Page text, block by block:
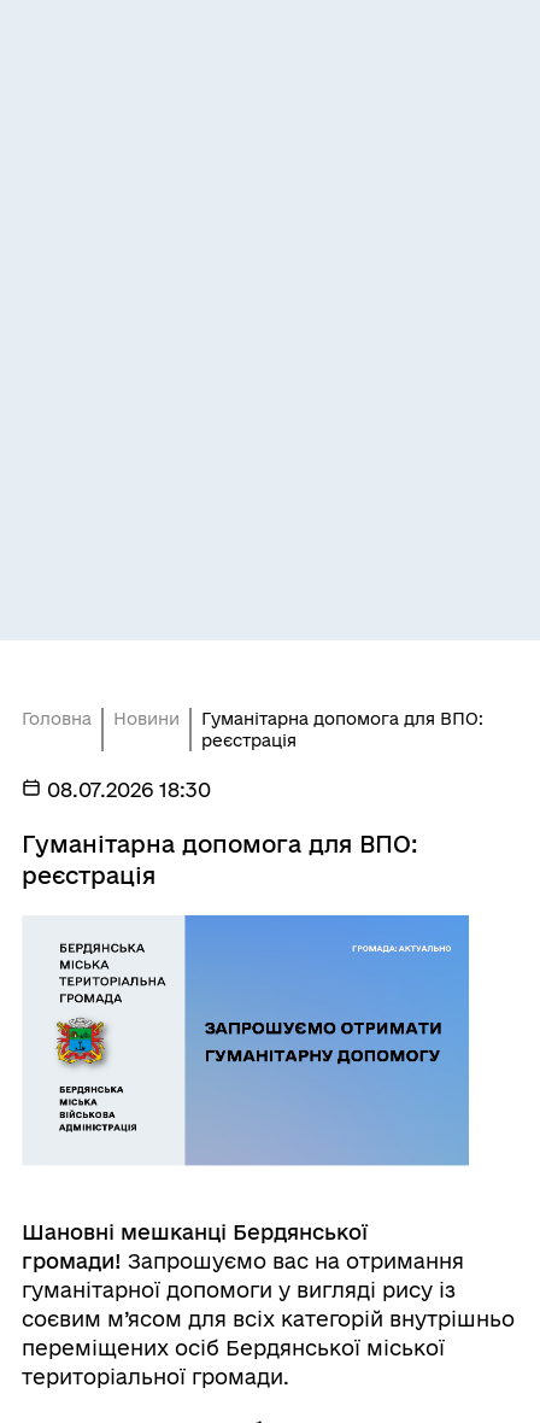
Головна Новини
Гуманітарна допомога для ВПО:
реєстрація
08.07.2026 18:30
Гуманітарна допомога для ВПО:
реєстрація
Шановні мешканці Бердянської
громади! Запрошуємо вас на отримання
гуманітарної допомоги у вигляді рису із
соєвим м’ясом для всіх категорій внутрішньо
переміщених осіб Бердянської міської
територіальної громади.